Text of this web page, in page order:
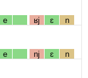
e ʁj ɛ n
e nj ɛ n